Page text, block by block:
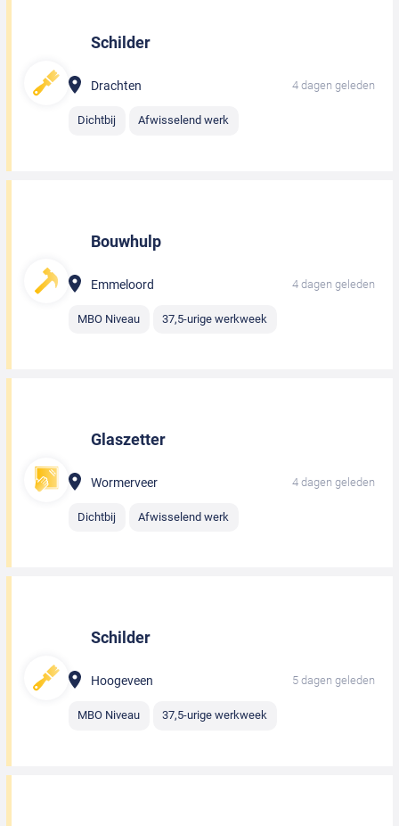
Schilder
Drachten 4 dagen geleden
Dichtbij Afwisselend werk
Bouwhulp
Emmeloord 4 dagen geleden
MBO Niveau 37,5-urige werkweek
Glaszetter
Wormerveer 4 dagen geleden
Dichtbij Afwisselend werk
Schilder
Hoogeveen 5 dagen geleden
MBO Niveau 37,5-urige werkweek